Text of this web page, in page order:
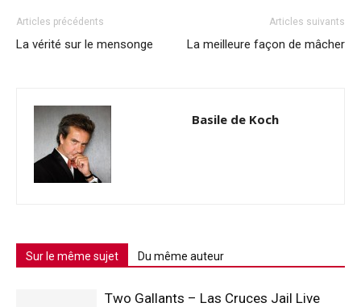
Articles précédents
La vérité sur le mensonge
Articles suivants
La meilleure façon de mâcher
Basile de Koch
Sur le même sujet Du même auteur
Two Gallants – Las Cruces Jail Live